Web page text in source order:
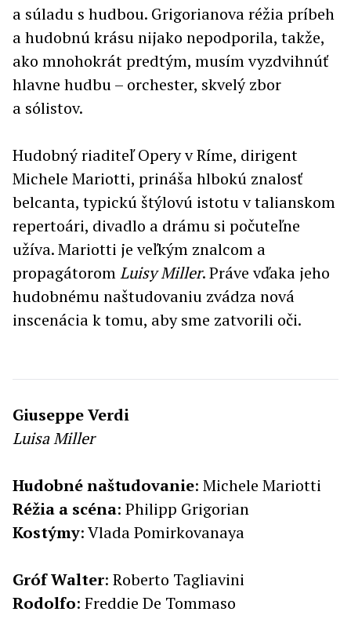
a súladu s hudbou. Grigorianova réžia príbeh
a hudobnú krásu nijako nepodporila, takže,
ako mnohokrát predtým, musím vyzdvihnúť
hlavne hudbu – orchester, skvelý zbor
a sólistov.
Hudobný riaditeľ Opery v Ríme, dirigent
Michele Mariotti, prináša hlbokú znalosť
belcanta, typickú štýlovú istotu v talianskom
repertoári, divadlo a drámu si počuteľne
užíva. Mariotti je veľkým znalcom a
propagátoromLuisy Miller. Práve vďaka jeho
hudobnému naštudovaniu zvádza nová
inscenácia k tomu, aby sme zatvorili oči.
Giuseppe Verdi
Luisa Miller
Hudobnénaštudovanie: Michele Mariotti
Réžia a scéna: Philipp Grigorian
Kostýmy: Vlada Pomirkovanaya
GrófWalter: Roberto Tagliavini
Rodolfo: Freddie De Tommaso